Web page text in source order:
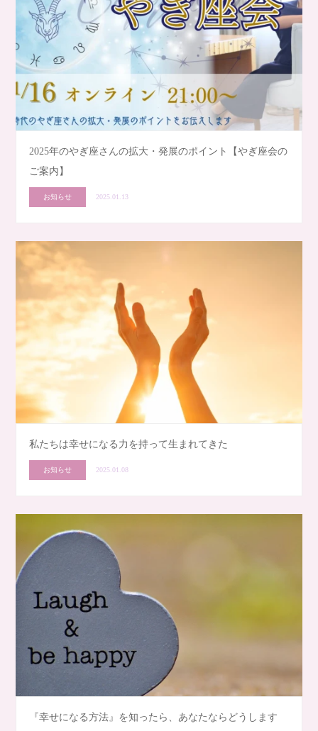
2025年のやぎ座さんの拡大・発展のポイント【やぎ座会の
ご案内】
お知らせ 2025.01.13
私たちは幸せになる力を持って生まれてきた
お知らせ 2025.01.08
『幸せになる方法』を知ったら、あなたならどうします